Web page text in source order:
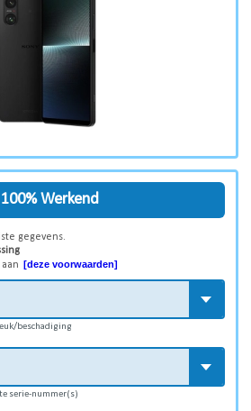
100% Werkend
gegevens.
[deze voorwaarden]
beschadiging
serie-nummer(s)